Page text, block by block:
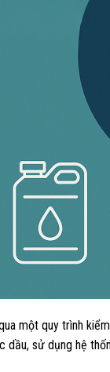
một quy trình
dầu, sử dụng hệ